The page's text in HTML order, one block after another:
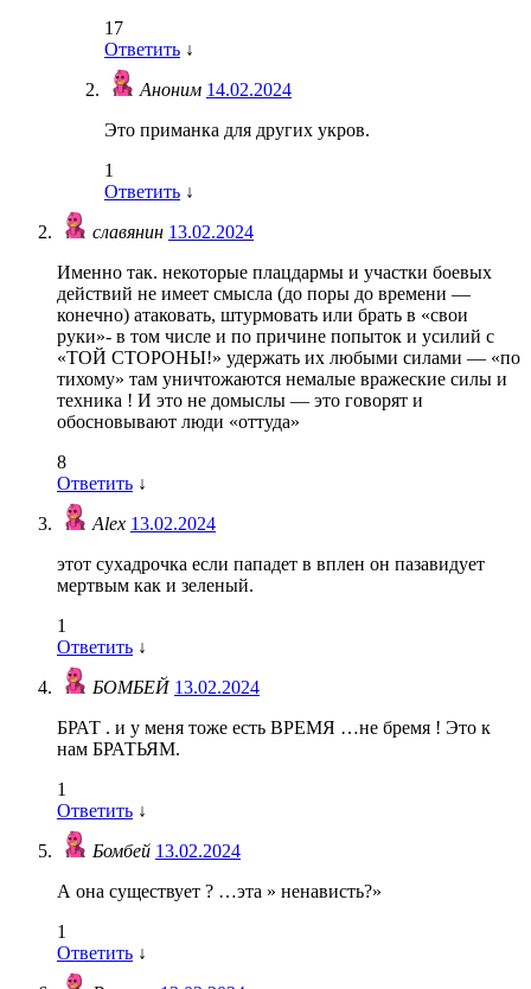
17
Ответить ↓
Аноним 14.02.2024
Это приманка для других укров.
1
Ответить ↓
славянин 13.02.2024
Именно так. некоторые плацдармы и участки боевых
действий не имеет смысла (до поры до времени —
конечно) атаковать, штурмовать или брать в «свои
руки»- в том числе и по причине попыток и усилий с
«ТОЙ СТОРОНЫ!» удержать их любыми силами — «по
тихому» там уничтожаются немалые вражеские силы и
техника ! И это не домыслы — это говорят и
обосновывают люди «оттуда»
8
Ответить ↓
Alex 13.02.2024
этот сухадрочка если пападет в вплен он пазавидует
мертвым как и зеленый.
1
Ответить ↓
БОМБЕЙ 13.02.2024
БРАТ . и у меня тоже есть ВРЕМЯ …не бремя ! Это к
нам БРАТЬЯМ.
1
Ответить ↓
Бомбей 13.02.2024
А она существует ? …эта » ненависть?»
1
Ответить ↓